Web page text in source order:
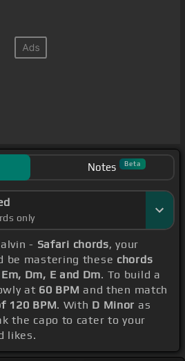
Notes Beta
only
- Safari chords, your
be mastering these chords
Dm, E and Dm. To build a
at 60 BPM and then match
120 BPM. With D Minor as
the capo to cater to your
likes.